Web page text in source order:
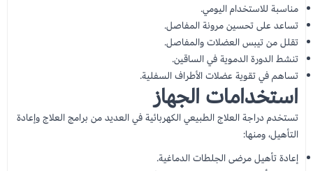
مناسبة للاستخدام اليومي.
تساعد على تحسين مرونة المفاصل.
تقلل من تيبس العضلات والمفاصل.
تنشط الدورة الدموية في الساقين.
تساهم في تقوية عضلات الأطراف السفلية.
استخدامات الجهاز
تستخدم دراجة العلاج الطبيعي الكهربائية في العديد من برامج العلاج وإعادة
التأهيل، ومنها:
إعادة تأهيل مرضى الجلطات الدماغية.